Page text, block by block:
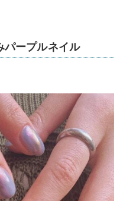
パープルネイル